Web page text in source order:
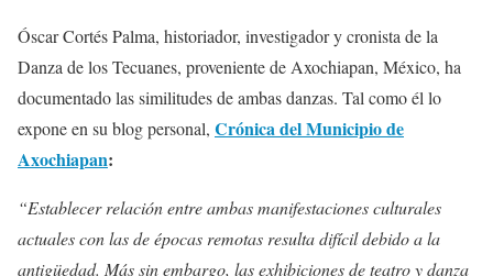
Óscar Cortés Palma, historiador, investigador y cronista de la
Danza de los Tecuanes, proveniente de Axochiapan, México, ha
documentado las similitudes de ambas danzas. Tal como él lo
expone en su blog personal, Crónica del Municipio de
Axochiapan:
“Establecer relación entre ambas manifestaciones culturales
actuales con las de épocas remotas resulta difícil debido a la
antigüedad. Más sin embargo, las exhibiciones de teatro y danza